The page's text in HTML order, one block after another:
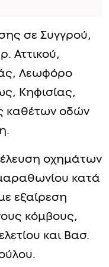
οχημάτων
κατά
εξαίρεση
κόμβους,
όλη η αλήθεια
σε